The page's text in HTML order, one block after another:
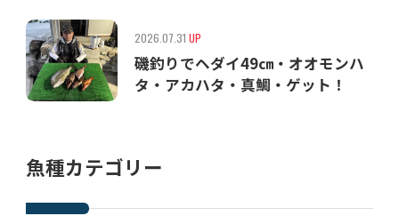
2026.07.31 UP
磯釣りでヘダイ49㎝・オオモンハ
タ・アカハタ・真鯛・ゲット！
魚種カテゴリー